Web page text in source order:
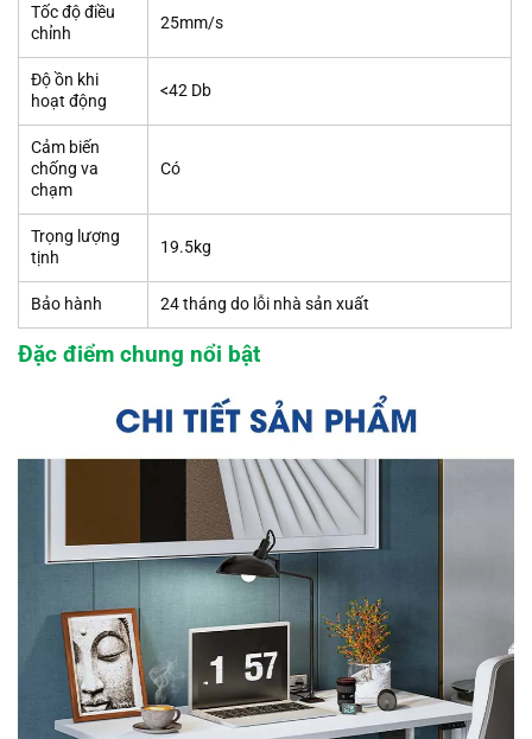
Tốc độ điều
chỉnh
25mm/s
Độ ồn khi
hoạt động
<42 Db
Cảm biến
chống va
chạm
Có
Trọng lượng
tịnh
19.5kg
Bảo hành 24 tháng do lỗi nhà sản xuất
Đặc điểm chung nổi bật